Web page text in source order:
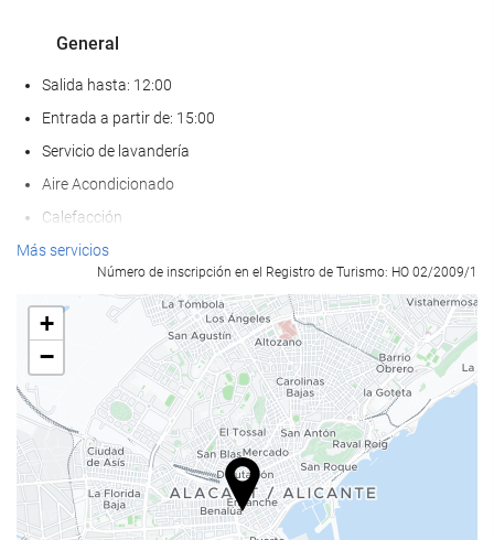
General
Salida hasta: 12:00
Entrada a partir de: 15:00
Servicio de lavandería
Aire Acondicionado
Calefacción
Ascensor
Adaptado para personas con movilidad reducida
Habitaciones No fumadores
Hotel no fumadores
Habitaciones hipoalergénicas
No admite mascotas
Comida y bebida
Restaurante a la carta
Más servicios
Número de inscripción en el Registro de Turismo: HO 02/2009/1
+
−